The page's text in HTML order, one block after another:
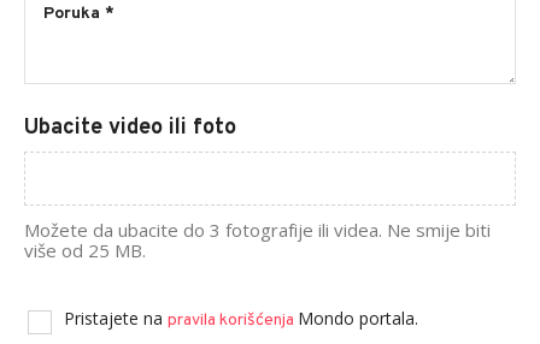
Ubacite video ili foto
Možete da ubacite do 3 fotografije ili videa. Ne smije biti
više od 25 MB.
Pristajete na pravila korišćenja Mondo portala.